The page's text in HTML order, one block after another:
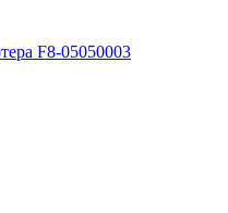
F8-05050003